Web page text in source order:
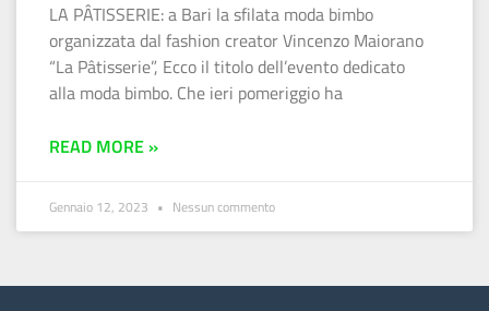
LA PÂTISSERIE: a Bari la sfilata moda bimbo
organizzata dal fashion creator Vincenzo Maiorano
“La Pâtisserie”, Ecco il titolo dell’evento dedicato
alla moda bimbo. Che ieri pomeriggio ha
READ MORE »
Gennaio 12, 2023 Nessun commento